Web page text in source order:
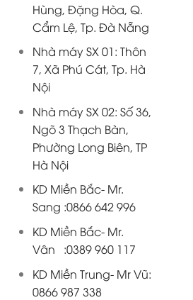
Hùng, Đặng Hòa, Q.
Cẩm Lệ, Tp. Đà Nẵng
Nhà máy SX 01: Thôn
7, Xã Phú Cát, Tp. Hà
Nội
Nhà máy SX 02: Số 36,
Ngõ 3 Thạch Bàn,
Phường Long Biên, TP
Hà Nội
KD Miền Bắc- Mr.
Sang :0866 642 996
KD Miền Bắc- Mr.
Vân :0389 960 117
KD Miền Trung- Mr Vũ:
0866 987 338